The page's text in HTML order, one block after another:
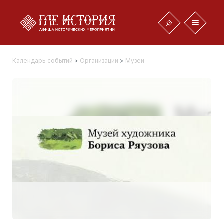
Календарь событий > Организации > Музеи